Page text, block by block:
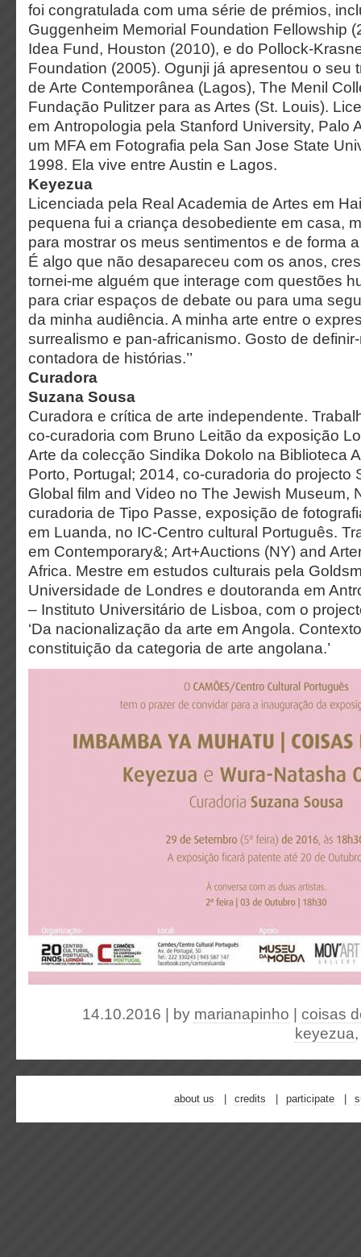
foi congratulada com uma série de prémios,
Guggenheim Memorial Foundation Fellowship
Idea Fund, Houston (2010), e do Pollock-
Foundation (2005). Ogunji já apresentou o seu
de Arte Contemporânea (Lagos), The Menil
Fundação Pulitzer para as Artes (St. Louis).
em Antropologia pela Stanford University, Palo
um MFA em Fotografia pela San Jose State
1998. Ela vive entre Austin e Lagos.
Keyezua
Licenciada pela Real Academia de Artes em
pequena fui a criança desobediente em casa,
para mostrar os meus sentimentos e de forma
É algo que não desapareceu com os anos,
tornei-me alguém que interage com questões
para criar espaços de debate ou para uma
da minha audiência. A minha arte entre o
surrealismo e pan-africanismo. Gosto de
contadora de histórias.’’
Curadora
Suzana Sousa
Curadora e crítica de arte independente.
co-curadoria com Bruno Leitão da exposição
Arte da colecção Sindika Dokolo na Biblioteca
Porto, Portugal; 2014, co-curadoria do projecto
Global film and Video no The Jewish Museum,
curadoria de Tipo Passe, exposição de
em Luanda, no IC-Centro cultural Português.
em Contemporary&; Art+Auctions (NY) and
Africa. Mestre em estudos culturais pela
Universidade de Londres e doutoranda em
– Instituto Universitário de Lisboa, com o
‘Da nacionalização da arte em Angola.
constituição da categoria de arte angolana.’
14.10.2016 | by marianapinho
coisas
keyezua
about us credits participate